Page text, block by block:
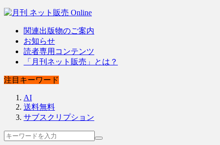
関連出版物のご案内
お知らせ
読者専用コンテンツ
「月刊ネット販売」とは？
注目キーワード
AI
送料無料
サブスクリプション